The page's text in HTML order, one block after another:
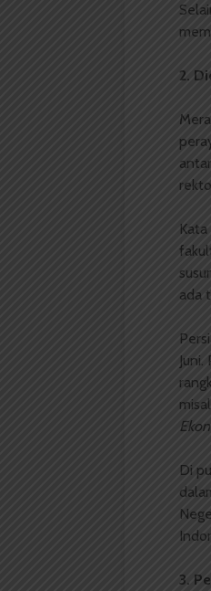
2.
ada
Di
3.